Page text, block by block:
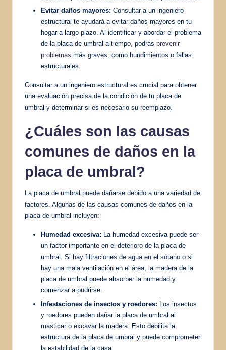
Evitar daños mayores: Consultar a un ingeniero
estructural te ayudará a evitar daños mayores en tu
hogar a largo plazo. Al identificar y abordar el problema
de la placa de umbral a tiempo, podrás prevenir
problemas más graves, como hundimientos o fallas
estructurales.
Consultar a un ingeniero estructural es crucial para obtener
una evaluación precisa de la condición de tu placa de
umbral y determinar si es necesario su reemplazo.
¿Cuáles son las causas
comunes de daños en la
placa de umbral?
La placa de umbral puede dañarse debido a una variedad de
factores. Algunas de las causas comunes de daños en la
placa de umbral incluyen:
Humedad excesiva: La humedad excesiva puede ser
un factor importante en el deterioro de la placa de
umbral. Si hay filtraciones de agua en el sótano o si
hay una mala ventilación en el área, la madera de la
placa de umbral puede absorber la humedad y
comenzar a pudrirse.
Infestaciones de insectos y roedores: Los insectos
y roedores pueden dañar la placa de umbral al
masticar o excavar la madera. Esto debilita la
estructura de la placa de umbral y puede comprometer
la estabilidad de la casa.